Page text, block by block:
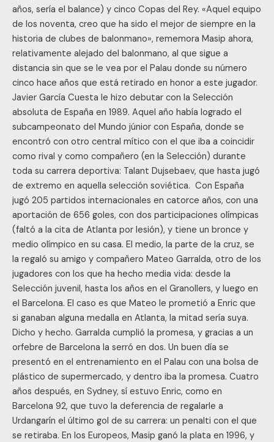
años, sería el balance) y cinco Copas del Rey. «Aquel equipo
de los noventa, creo que ha sido el mejor de siempre en la
historia de clubes de balonmano», rememora Masip ahora,
relativamente alejado del balonmano, al que sigue a
distancia sin que se le vea por el Palau donde su número
cinco hace años que está retirado en honor a este jugador.
Javier García Cuesta le hizo debutar con la Selección
absoluta de España en 1989. Aquel año había logrado el
subcampeonato del Mundo júnior con España, donde se
encontró con otro central mítico con el que iba a coincidir
como rival y como compañero (en la Selección) durante
toda su carrera deportiva: Talant Dujsebaev, que hasta jugó
de extremo en aquella selección soviética. Con España
jugó 205 partidos internacionales en catorce años, con una
aportación de 656 goles, con dos participaciones olímpicas
(faltó a la cita de Atlanta por lesión), y tiene un bronce y
medio olímpico en su casa. El medio, la parte de la cruz, se
la regaló su amigo y compañero Mateo Garralda, otro de los
jugadores con los que ha hecho media vida: desde la
Selección juvenil, hasta los años en el Granollers, y luego en
el Barcelona. El caso es que Mateo le prometió a Enric que
si ganaban alguna medalla en Atlanta, la mitad sería suya.
Dicho y hecho. Garralda cumplió la promesa, y gracias a un
orfebre de Barcelona la serró en dos. Un buen día se
presentó en el entrenamiento en el Palau con una bolsa de
plástico de supermercado, y dentro iba la promesa. Cuatro
años después, en Sydney, sí estuvo Enric, como en
Barcelona 92, que tuvo la deferencia de regalarle a
Urdangarín el último gol de su carrera: un penalti con el que
se retiraba. En los Europeos, Masip ganó la plata en 1996, y